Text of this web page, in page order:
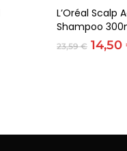
L’Oréal
Shampoo
23,59€ O
14,50